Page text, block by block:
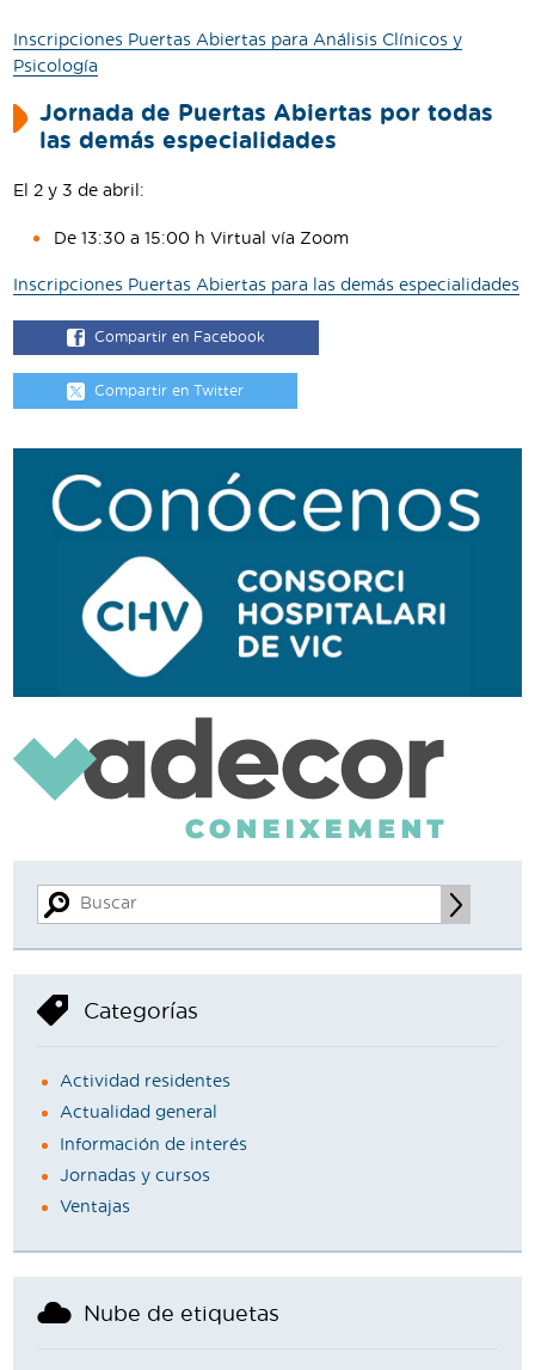
Inscripciones Puertas Abiertas para Análisis Clínicos y
Psicología
Jornada de Puertas Abiertas por todas
las demás especialidades
El 2 y 3 de abril:
De 13:30 a 15:00 h Virtual vía Zoom
Inscripciones Puertas Abiertas para las demás especialidades
Compartir en Facebook
Compartir en Twitter
Categorías
Actividad residentes
Actualidad general
Información de interés
Jornadas y cursos
Ventajas
Nube de etiquetas